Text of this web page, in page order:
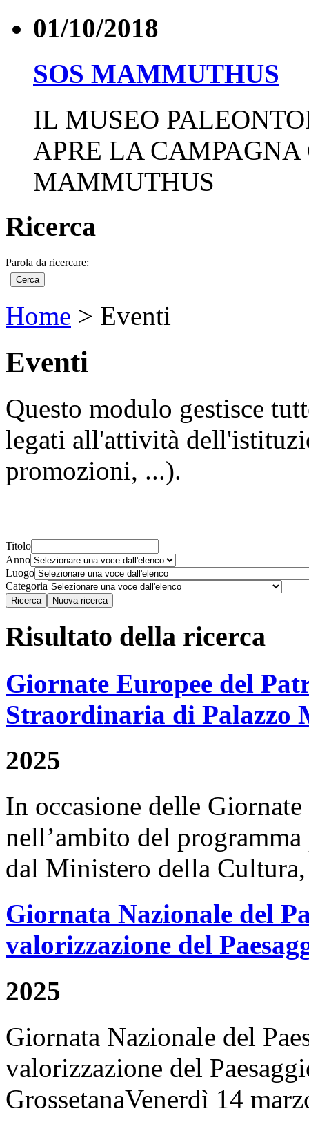
01/10/2018
SOS MAMMUTHUS
IL MUSEO
APRE LA
MAMMUTHUS
Ricerca
Parola da ricercare:
Home > Eventi
Eventi
Questo modulo gestisce
legati all'attività
promozioni, ...).
Titolo
Anno
Luogo
Categoria
Risultato della ricerca
Giornate Europee del
Straordinaria di Palazzo
2025
In occasione delle
nell’ambito del
dal Ministero della
Giornata Nazionale del
valorizzazione del
2025
Giornata Nazionale del
valorizzazione del
GrossetanaVenerdì 14